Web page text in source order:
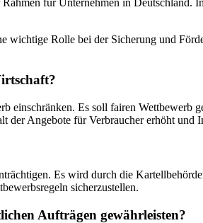
für Unternehmen in Deutschland.
wichtige Rolle bei der Sicherung und
einschränken. Es soll fairen Wettbewerb
der Angebote für Verbraucher erhöht und
Es wird durch die
sicherzustellen.
Aufträgen gewährleisten?